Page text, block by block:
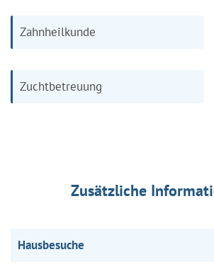
Zahnheilkunde
Zuchtbetreuung
Zusätzliche
Hausbesuche